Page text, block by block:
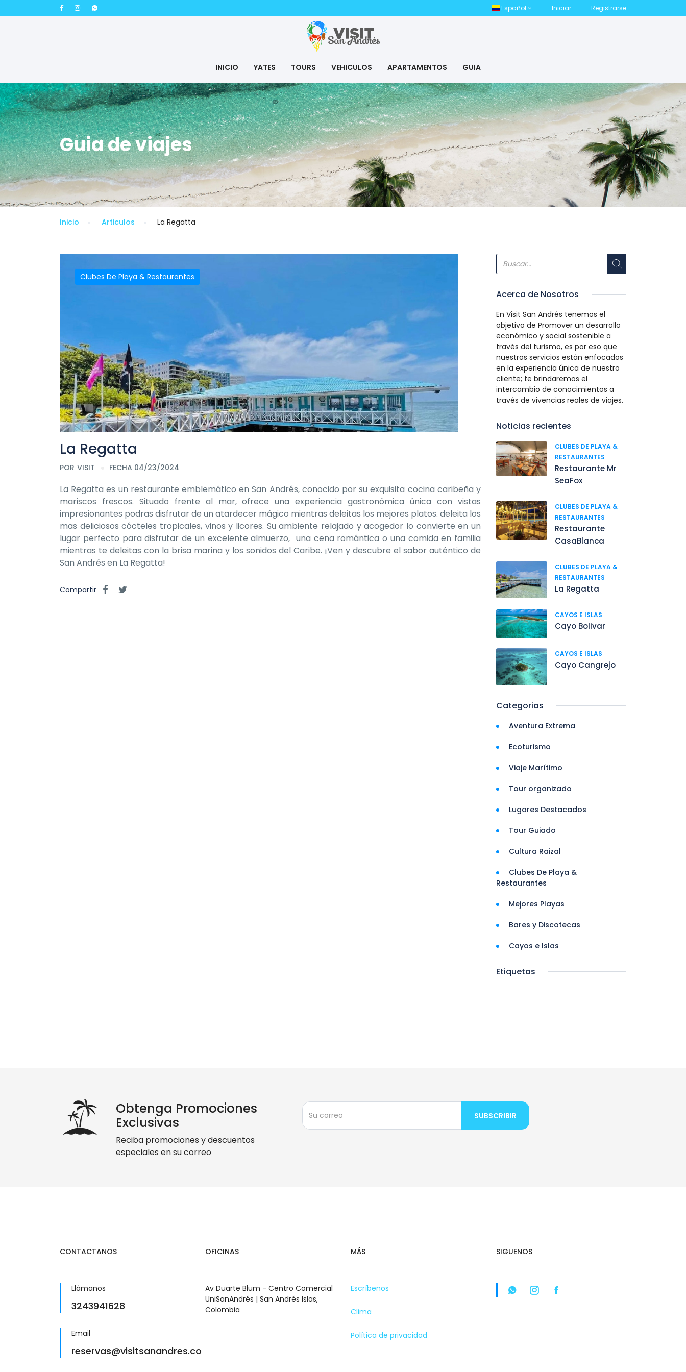
Español Iniciar Registrarse
INICIO YATES TOURS VEHICULOS APARTAMENTOS GUIA
Guia de viajes
Inicio Articulos La Regatta
Clubes De Playa & Restaurantes
La Regatta
POR VISIT FECHA 04/23/2024
La Regatta es un restaurante emblemático en San Andrés, conocido por su exquisita cocina caribeña y
mariscos frescos. Situado frente al mar, ofrece una experiencia gastronómica única con vistas
impresionantes podras disfrutar de un atardecer mágico mientras deleitas los mejores platos. deleita los
mas deliciosos cócteles tropicales, vinos y licores. Su ambiente relajado y acogedor lo convierte en un
lugar perfecto para disfrutar de un excelente almuerzo, una cena romántica o una comida en familia
mientras te deleitas con la brisa marina y los sonidos del Caribe. ¡Ven y descubre el sabor auténtico de
San Andrés en La Regatta!
Compartir
Acerca de Nosotros
En Visit San Andrés tenemos el
objetivo de Promover un desarrollo
económico y social sostenible a
través del turismo, es por eso que
nuestros servicios están enfocados
en la experiencia única de nuestro
cliente; te brindaremos el
intercambio de conocimientos a
través de vivencias reales de viajes.
Noticias recientes
CLUBES DE PLAYA &
RESTAURANTES
Restaurante Mr
SeaFox
CLUBES DE PLAYA &
RESTAURANTES
Restaurante
CasaBlanca
CLUBES DE PLAYA &
RESTAURANTES
La Regatta
CAYOS E ISLAS
Cayo Bolivar
CAYOS E ISLAS
Cayo Cangrejo
Categorias
Aventura Extrema
Ecoturismo
Viaje Marítimo
Tour organizado
Lugares Destacados
Tour Guiado
Cultura Raizal
Clubes De Playa &
Restaurantes
Mejores Playas
Bares y Discotecas
Cayos e Islas
Etiquetas
Obtenga Promociones
Exclusivas
Reciba promociones y descuentos
especiales en su correo
SUBSCRIBIR
CONTACTANOS
Llámanos
3243941628
Email
reservas@visitsanandres.co
OFICINAS
Av Duarte Blum - Centro Comercial
UniSanAndrés | San Andrés Islas,
Colombia
MÁS
Escríbenos
Clima
Política de privacidad
SIGUENOS